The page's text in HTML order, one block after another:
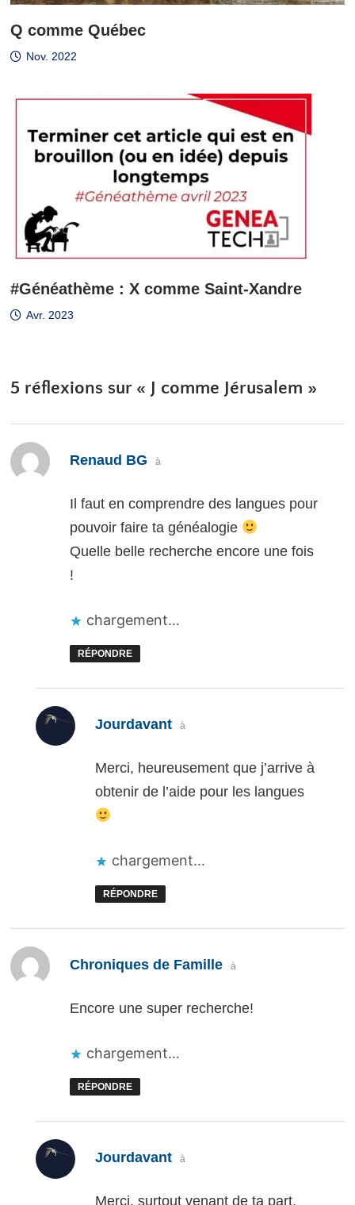
Q comme Québec
Nov. 2022
#Généathème : X comme Saint-Xandre
Avr. 2023
5 réflexions sur « J comme Jérusalem »
Renaud BG dit :
à
Il faut en comprendre des langues pour
pouvoir faire ta généalogie
Quelle belle recherche encore une fois
!
chargement…
RÉPONDRE
Jourdavant dit :
à
Merci, heureusement que j’arrive à
obtenir de l’aide pour les langues
chargement…
RÉPONDRE
Chroniques de Famille dit :
à
Encore une super recherche!
chargement…
RÉPONDRE
Jourdavant dit :
à
Merci, surtout venant de ta part,